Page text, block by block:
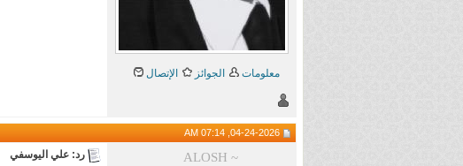
معلومات الجوائز الإتصال
ALOSH ~ رد: علي اليوسفي